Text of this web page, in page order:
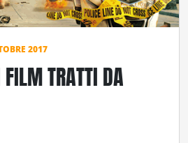
2017
TRATTI DA